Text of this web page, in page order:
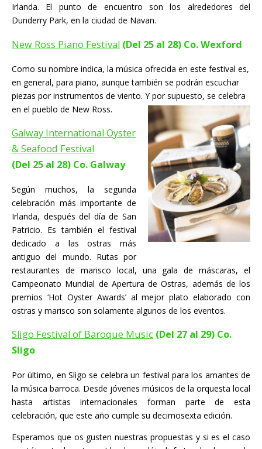
Irlanda. El punto de encuentro son los alrededores del
Dunderry Park, en la ciudad de Navan.
New Ross Piano Festival (Del 25 al 28) Co. Wexford
Como su nombre indica, la música ofrecida en este festival es,
en general, para piano, aunque también se podrán escuchar
piezas por instrumentos de viento. Y por supuesto, se celebra
en el pueblo de New Ross.
Galway International Oyster
& Seafood Festival
(Del 25 al 28) Co. Galway
Según muchos, la segunda
celebración más importante de
Irlanda, después del día de San
Patricio. Es también el festival
dedicado a las ostras más
antiguo del mundo. Rutas por
restaurantes de marisco local, una gala de máscaras, el
Campeonato Mundial de Apertura de Ostras, además de los
premios ‘Hot Oyster Awards’ al mejor plato elaborado con
ostras y marisco son solamente algunos de los eventos.
Sligo Festival of Baroque Music (Del 27 al 29) Co.
Sligo
Por último, en Sligo se celebra un festival para los amantes de
la música barroca. Desde jóvenes músicos de la orquesta local
hasta artistas internacionales forman parte de esta
celebración, que este año cumple su decimosexta edición.
Esperamos que os gusten nuestras propuestas y si es el caso